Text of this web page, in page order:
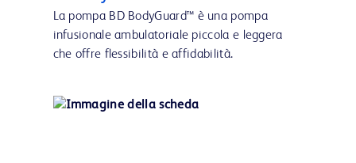
La pompa BD BodyGuard™ è una pompa
infusionale ambulatoriale piccola e leggera
che offre flessibilità e affidabilità.